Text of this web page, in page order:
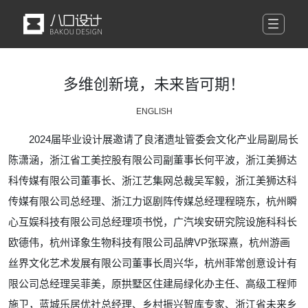

多维创新境，未来皆可期！
ENGLISH
2024届毕业设计展邀请了良渚遗址管委会文化产业局副局长
陈潇涵，浙江省工美控股有限公司副董事长何平波，浙江美狮达
科传媒有限公司董事长、浙江艺集网总裁吴军毅，浙江美狮达科
传媒有限公司总经理、浙江力讴剧阵传媒总经理程晓东，杭州瞬
心互娱科技有限公司总经理项书悦，广汽埃安研究院设施科科长
欧德伟，杭州译象生物科技有限公司品牌VP张琛熹，杭州游画
丝界文化艺术发展有限公司董事长周兴华，杭州菲常创意设计有
限公司总经理吴菲美，原拱墅区住建局绿化办主任、高级工程师
施卫，蓝城乐居优社总经理、乡村振兴智库专家、浙江省未来乡